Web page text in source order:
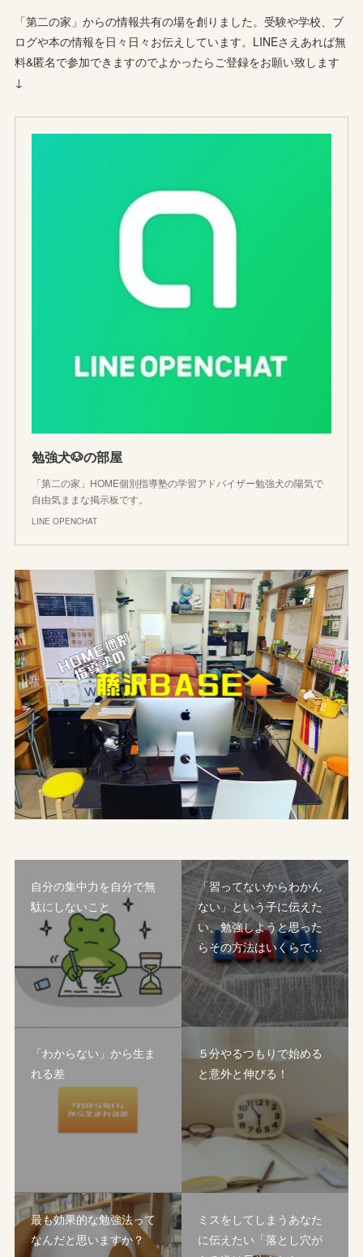
「第二の家」からの情報共有の場を創りました。受験や学校、ブ
ログや本の情報を日々日々お伝えしています。LINEさえあれば無
料&匿名で参加できますのでよかったらご登録をお願い致します
↓
勉強犬🐶の部屋
「第二の家」HOME個別指導塾の学習アドバイザー勉強犬の陽気で
自由気ままな掲示板です。
LINE OPENCHAT
自分の集中力を自分で無
駄にしないこと
「習ってないからわかん
ない」という子に伝えた
い、勉強しようと思った
らその方法はいくらで…
「わからない」から生ま
れる差
５分やるつもりで始める
と意外と伸びる！
最も効果的な勉強法って
なんだと思いますか？
ミスをしてしまうあなた
に伝えたい「落とし穴が